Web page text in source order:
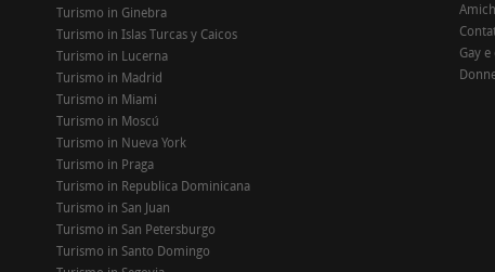
Turismo in Ginebra
Turismo in Islas Turcas y Caicos
Turismo in Lucerna
Turismo in Madrid
Turismo in Miami
Turismo in Moscú
Turismo in Nueva York
Turismo in Praga
Turismo in Republica Dominicana
Turismo in San Juan
Turismo in San Petersburgo
Turismo in Santo Domingo
Gay e